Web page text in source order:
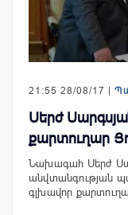
21:55 28/08/17 |
Սերժ
քարտուղար
Նախագահ Սերժ
անվտանգության
գլխավոր